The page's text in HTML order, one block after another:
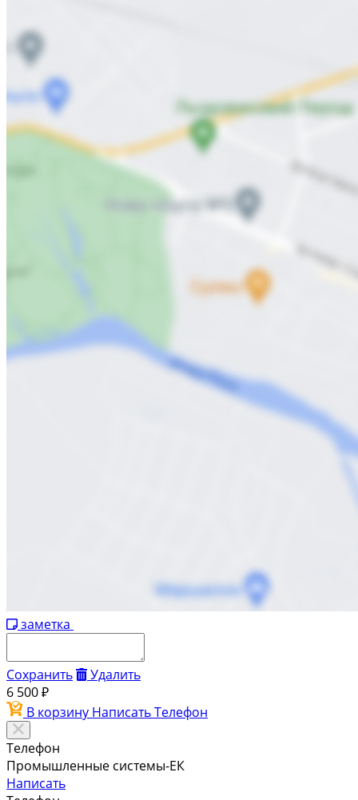
заметка
Сохранить
Удалить
6 500 ₽
В корзину НаписатьТелефон
Телефон
Промышленные системы-ЕК
Написать